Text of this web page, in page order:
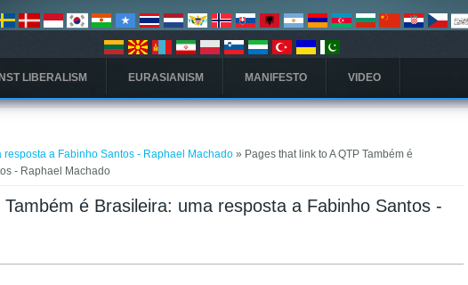
LIBERALISM EURASIANISM MANIFESTO VIDEO
resposta a Fabinho Santos - Raphael Machado » Pages that link to A QTP Também é
- Raphael Machado
é Brasileira: uma resposta a Fabinho Santos -